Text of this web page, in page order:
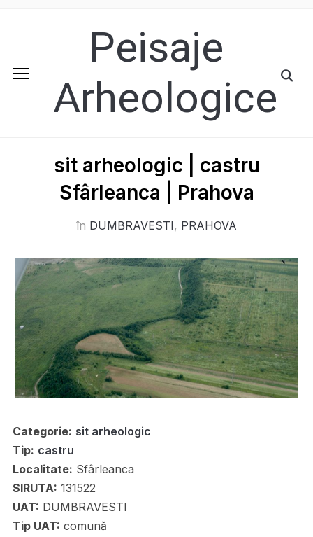
Peisaje
Arheologice
sit arheologic | castru
Sfârleanca | Prahova
în DUMBRAVESTI, PRAHOVA
Categorie: sit arheologic
Tip: castru
Localitate: Sfârleanca
SIRUTA: 131522
UAT: DUMBRAVESTI
Tip UAT: comună